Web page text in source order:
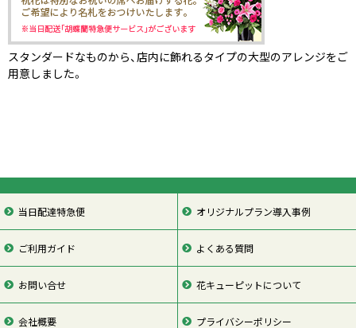
スタンダードなものから、店内に飾れるタイプの大型のアレンジをご
用意しました。
当日配達特急便 オリジナルプラン導入事例
ご利用ガイド よくある質問
お問い合せ 花キューピットについて
会社概要 プライバシーポリシー